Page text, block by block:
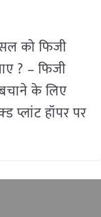
को फिजी
? – फिजी
के लिए
प्लांट हॉपर पर